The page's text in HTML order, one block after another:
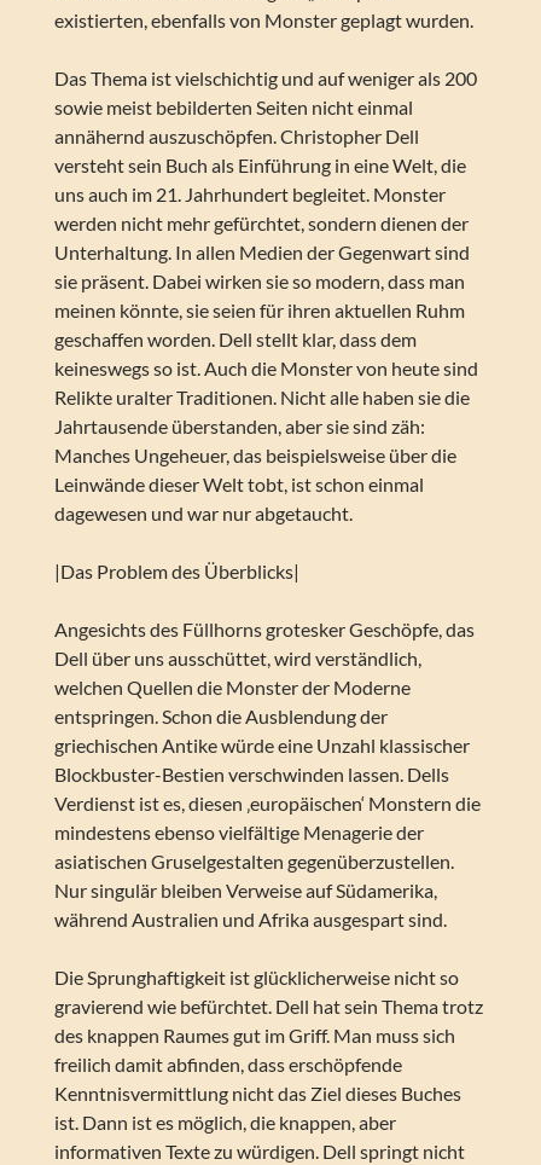
existierten, ebenfalls von Monster geplagt wurden.
Das Thema ist vielschichtig und auf weniger als 200
sowie meist bebilderten Seiten nicht einmal
annähernd auszuschöpfen. Christopher Dell
versteht sein Buch als Einführung in eine Welt, die
uns auch im 21. Jahrhundert begleitet. Monster
werden nicht mehr gefürchtet, sondern dienen der
Unterhaltung. In allen Medien der Gegenwart sind
sie präsent. Dabei wirken sie so modern, dass man
meinen könnte, sie seien für ihren aktuellen Ruhm
geschaffen worden. Dell stellt klar, dass dem
keineswegs so ist. Auch die Monster von heute sind
Relikte uralter Traditionen. Nicht alle haben sie die
Jahrtausende überstanden, aber sie sind zäh:
Manches Ungeheuer, das beispielsweise über die
Leinwände dieser Welt tobt, ist schon einmal
dagewesen und war nur abgetaucht.
|Das Problem des Überblicks|
Angesichts des Füllhorns grotesker Geschöpfe, das
Dell über uns ausschüttet, wird verständlich,
welchen Quellen die Monster der Moderne
entspringen. Schon die Ausblendung der
griechischen Antike würde eine Unzahl klassischer
Blockbuster-Bestien verschwinden lassen. Dells
Verdienst ist es, diesen ‚europäischen‘ Monstern die
mindestens ebenso vielfältige Menagerie der
asiatischen Gruselgestalten gegenüberzustellen.
Nur singulär bleiben Verweise auf Südamerika,
während Australien und Afrika ausgespart sind.
Die Sprunghaftigkeit ist glücklicherweise nicht so
gravierend wie befürchtet. Dell hat sein Thema trotz
des knappen Raumes gut im Griff. Man muss sich
freilich damit abfinden, dass erschöpfende
Kenntnisvermittlung nicht das Ziel dieses Buches
ist. Dann ist es möglich, die knappen, aber
informativen Texte zu würdigen. Dell springt nicht